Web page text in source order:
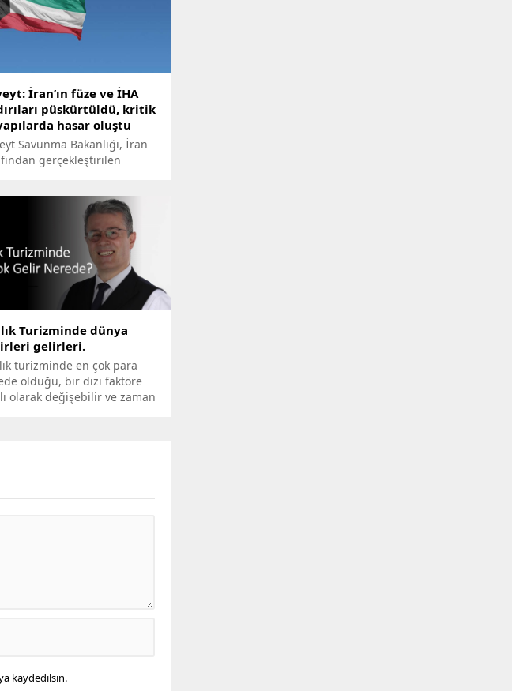
İran’ın füze ve İHA
püskürtüldü, kritik
hasar oluştu
Savunma Bakanlığı, İran
gerçekleştirilen
ancak hedef
petrol, elektrik ve su
çıkan yangınlara
eden bazı itfaiye erleri
çalışanlarının
bildirdi.
Turizminde dünya
gelirleri.
turizminde en çok para
olduğu, bir dizi faktöre
olarak değişebilir ve zaman
kaydedilsin.